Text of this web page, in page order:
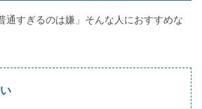
通すぎるのは嫌」そんな人におすすめな